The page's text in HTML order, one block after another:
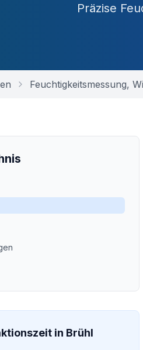
Präzise
Feuchtigkeitsmessung,
in Brühl